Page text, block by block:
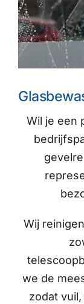
Wil je een
Wij
we de
zodat